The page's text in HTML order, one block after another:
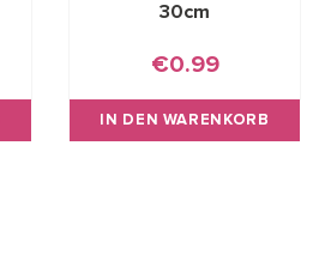
30cm
€0.99
IN DEN WARENKORB